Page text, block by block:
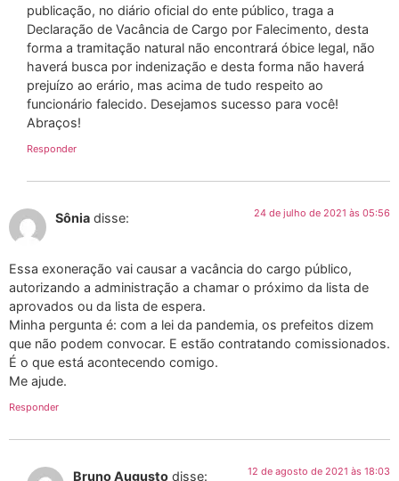
publicação, no diário oficial do ente público, traga a
Declaração de Vacância de Cargo por Falecimento, desta
forma a tramitação natural não encontrará óbice legal, não
haverá busca por indenização e desta forma não haverá
prejuízo ao erário, mas acima de tudo respeito ao
funcionário falecido. Desejamos sucesso para você!
Abraços!
Responder
Sônia disse: 24 de julho de 2021 às 05:56
Essa exoneração vai causar a vacância do cargo público,
autorizando a administração a chamar o próximo da lista de
aprovados ou da lista de espera.
Minha pergunta é: com a lei da pandemia, os prefeitos dizem
que não podem convocar. E estão contratando comissionados.
É o que está acontecendo comigo.
Me ajude.
Responder
Bruno Augusto disse: 12 de agosto de 2021 às 18:03